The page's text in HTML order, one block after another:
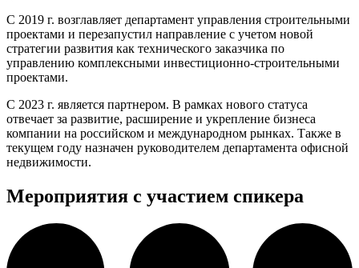
С 2019 г. возглавляет департамент управления строительными
проектами и перезапустил направление с учетом новой
стратегии развития как технического заказчика по
управлению комплексными инвестиционно-строительными
проектами.
С 2023 г. является партнером. В рамках нового статуса
отвечает за развитие, расширение и укрепление бизнеса
компании на российском и международном рынках. Также в
текущем году назначен руководителем департамента офисной
недвижимости.
Мероприятия с участием спикера